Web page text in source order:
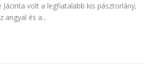
Jácinta volt a legfiatalabb kis pásztorlány,
angyal és a...